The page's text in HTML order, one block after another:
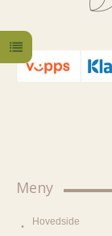
Meny
Hovedside